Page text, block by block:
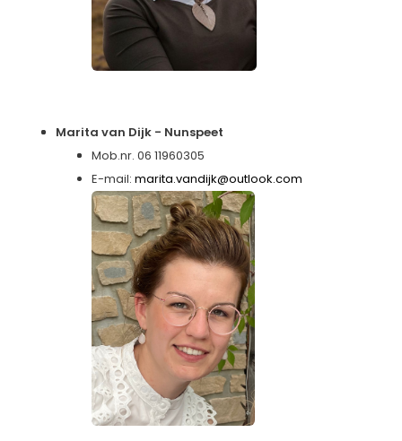
Marita van Dijk - Nunspeet
Mob.nr. 06 11960305
E-mail:marita.vandijk@outlook.com